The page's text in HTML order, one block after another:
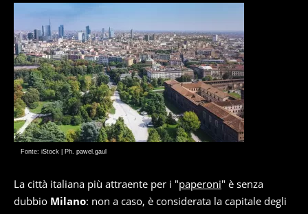
Fonte: iStock | Ph. pawel.gaul
La città italiana più attraente per i "paperoni" è senza
dubbio Milano: non a caso, è considerata la capitale degli